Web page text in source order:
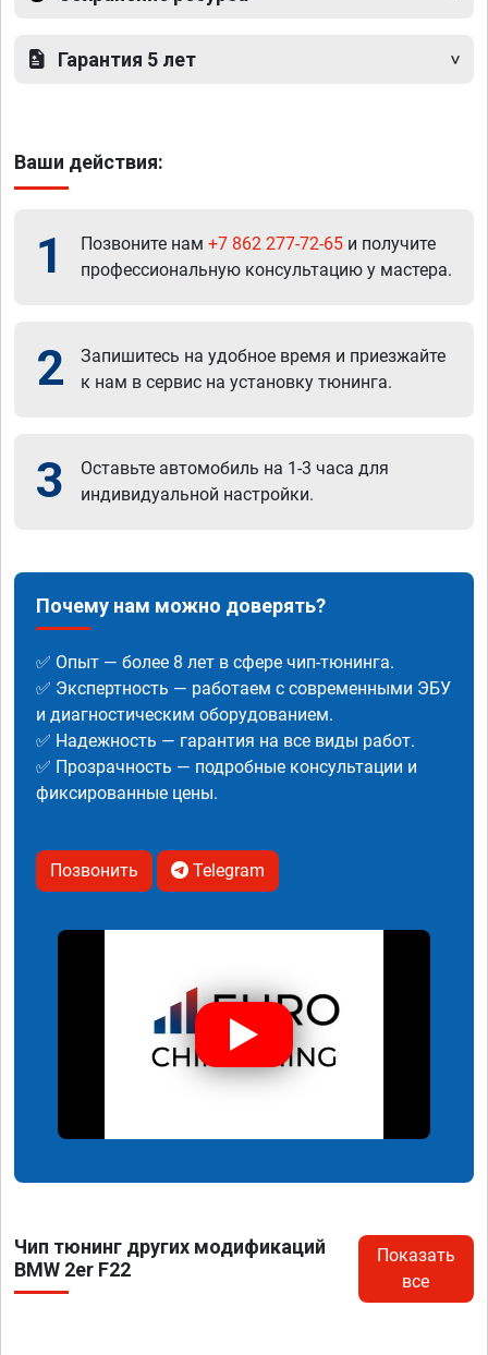
Гарантия 5 лет
Ваши действия:
1 Позвоните нам +7 862 277-72-65 и получите
профессиональную консультацию у мастера.
2
Запишитесь на удобное время и приезжайте
к нам в сервис на установку тюнинга.
3
Оставьте автомобиль на 1-3 часа для
индивидуальной настройки.
Почему нам можно доверять?
✅ Опыт — более 8 лет в сфере чип-тюнинга.
✅ Экспертность — работаем с современными ЭБУ
и диагностическим оборудованием.
✅ Надежность — гарантия на все виды работ.
✅ Прозрачность — подробные консультации и
фиксированные цены.
Позвонить Telegram
Чип тюнинг других модификаций
BMW 2er F22
Показать
все